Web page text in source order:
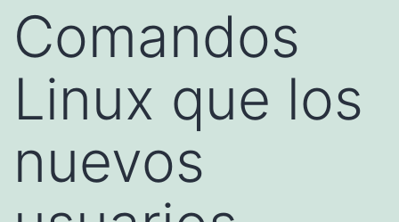
Comandos
Linux que los
nuevos